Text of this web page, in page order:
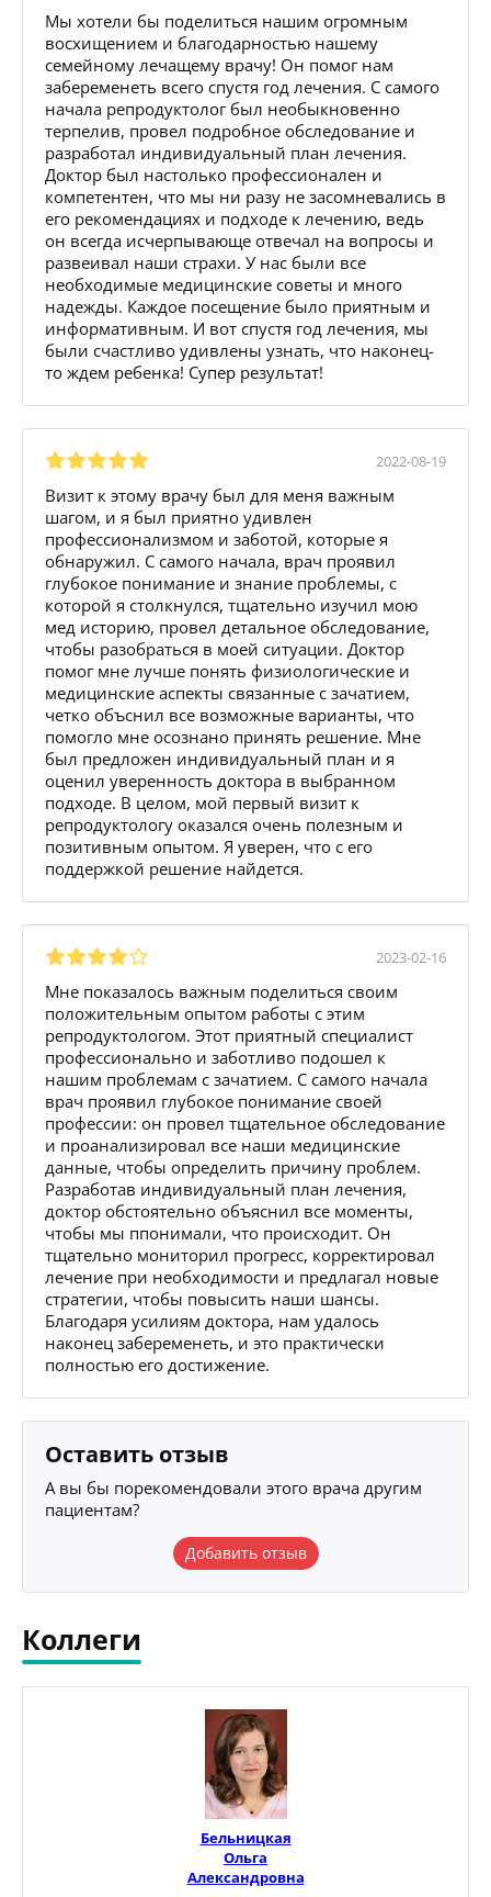
Мы хотели бы поделиться нашим огромным
восхищением и благодарностью нашему
семейному лечащему врачу! Он помог нам
забеременеть всего спустя год лечения. С самого
начала репродуктолог был необыкновенно
терпелив, провел подробное обследование и
разработал индивидуальный план лечения.
Доктор был настолько профессионален и
компетентен, что мы ни разу не засомневались в
его рекомендациях и подходе к лечению, ведь
он всегда исчерпывающе отвечал на вопросы и
развеивал наши страхи. У нас были все
необходимые медицинские советы и много
надежды. Каждое посещение было приятным и
информативным. И вот спустя год лечения, мы
были счастливо удивлены узнать, что наконец-
то ждем ребенка! Супер результат!
2022-08-19
Визит к этому врачу был для меня важным
шагом, и я был приятно удивлен
профессионализмом и заботой, которые я
обнаружил. С самого начала, врач проявил
глубокое понимание и знание проблемы, с
которой я столкнулся, тщательно изучил мою
мед историю, провел детальное обследование,
чтобы разобраться в моей ситуации. Доктор
помог мне лучше понять физиологические и
медицинские аспекты связанные с зачатием,
четко объснил все возможные варианты, что
помогло мне осознано принять решение. Мне
был предложен индивидуальный план и я
оценил уверенность доктора в выбранном
подходе. В целом, мой первый визит к
репродуктологу оказался очень полезным и
позитивным опытом. Я уверен, что с его
поддержкой решение найдется.
2023-02-16
Мне показалось важным поделиться своим
положительным опытом работы с этим
репродуктологом. Этот приятный специалист
профессионально и заботливо подошел к
нашим проблемам с зачатием. С самого начала
врач проявил глубокое понимание своей
профессии: он провел тщательное обследование
и проанализировал все наши медицинские
данные, чтобы определить причину проблем.
Разработав индивидуальный план лечения,
доктор обстоятельно объяснил все моменты,
чтобы мы ппонимали, что происходит. Он
тщательно мониторил прогресс, корректировал
лечение при необходимости и предлагал новые
стратегии, чтобы повысить наши шансы.
Благодаря усилиям доктора, нам удалось
наконец забеременеть, и это практически
полностью его достижение.
Оставить отзыв
А вы бы порекомендовали этого врача другим
пациентам?
Добавить отзыв
Коллеги
Бельницкая
Ольга
Александровна